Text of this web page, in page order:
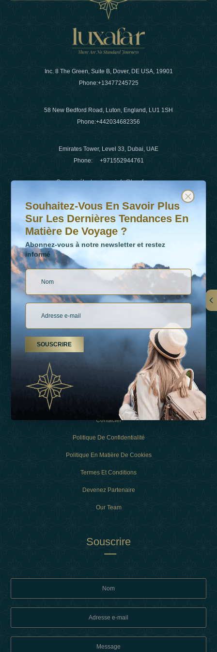
Inc. 8 The Green, Suite B, Dover, DE USA, 19901
Phone:+13477245725
58 New Bedford Road, Luton, England, LU1 1SH
Phone:+442034682356
Emirates Tower, Level 33, Dubai, UAE
Phone: +971552944761
Courrier électronique:info@luxafar.com
WhatsApp N°
+442034682356
+971552944761
LIENS
À Propos De Nous
Types De Vacances
Contacter
Politique De Confidentialité
Politique En Matière De Cookies
Termes Et Conditions
Devenez Partenaire
Our Team
Souscrire
Souhaitez-vous en savoir plus sur les dernières
Abonnez-vous à notre newsletter et restez informé
Souhaitez-Vous En Savoir Plus
Sur Les Dernières Tendances En
Matière De Voyage ?
Abonnez-vous à notre newsletter et restez
informé
SOUSCRIRE